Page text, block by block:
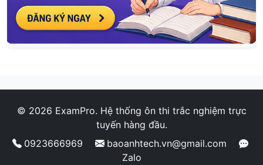
© 2026 ExamPro. Hệ thống ôn thi trắc nghiệm trực
tuyến hàng đầu.
0923666969
baoanhtech.vn@gmail.com
Zalo